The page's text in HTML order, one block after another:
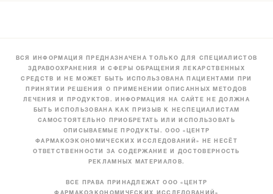
ВСЯ ИНФОРМАЦИЯ ПРЕДНАЗНАЧЕНА ТОЛЬКО ДЛЯ СПЕЦИАЛИСТОВ
ЗДРАВООХРАНЕНИЯ И СФЕРЫ ОБРАЩЕНИЯ ЛЕКАРСТВЕННЫХ
СРЕДСТВ И НЕ МОЖЕТ БЫТЬ ИСПОЛЬЗОВАНА ПАЦИЕНТАМИ ПРИ
ПРИНЯТИИ РЕШЕНИЯ О ПРИМЕНЕНИИ ОПИСАННЫХ МЕТОДОВ
ЛЕЧЕНИЯ И ПРОДУКТОВ. ИНФОРМАЦИЯ НА САЙТЕ НЕ ДОЛЖНА
БЫТЬ ИСПОЛЬЗОВАНА КАК ПРИЗЫВ К НЕСПЕЦИАЛИСТАМ
САМОСТОЯТЕЛЬНО ПРИОБРЕТАТЬ ИЛИ ИСПОЛЬЗОВАТЬ
ОПИСЫВАЕМЫЕ ПРОДУКТЫ. ООО «ЦЕНТР
ФАРМАКОЭКОНОМИЧЕСКИХ ИССЛЕДОВАНИЙ» НЕ НЕСЁТ
ОТВЕТСТВЕННОСТИ ЗА СОДЕРЖАНИЕ И ДОСТОВЕРНОСТЬ
РЕКЛАМНЫХ МАТЕРИАЛОВ.
ВСЕ ПРАВА ПРИНАДЛЕЖАТ ООО «ЦЕНТР